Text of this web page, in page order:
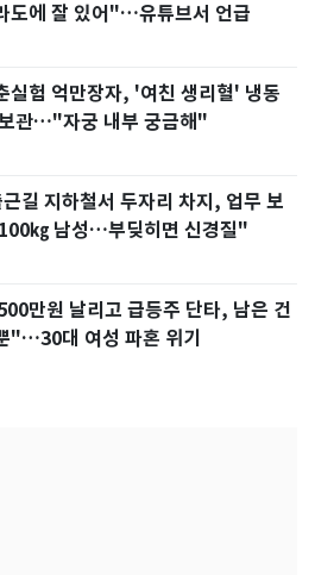
도에 잘 있어"…유튜브서 언급
실험 억만장자, '여친 생리혈' 냉동
관…"자궁 내부 궁금해"
길 지하철서 두자리 차지, 업무 보
㎏ 남성…부딪히면 신경질"
만원 날리고 급등주 단타, 남은 건
"…30대 여성 파혼 위기